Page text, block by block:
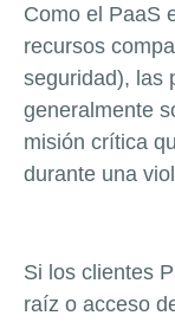
Como el PaaS
recursos
seguridad), las
generalmente
misión crítica
durante una
Si los clientes
raíz o acceso